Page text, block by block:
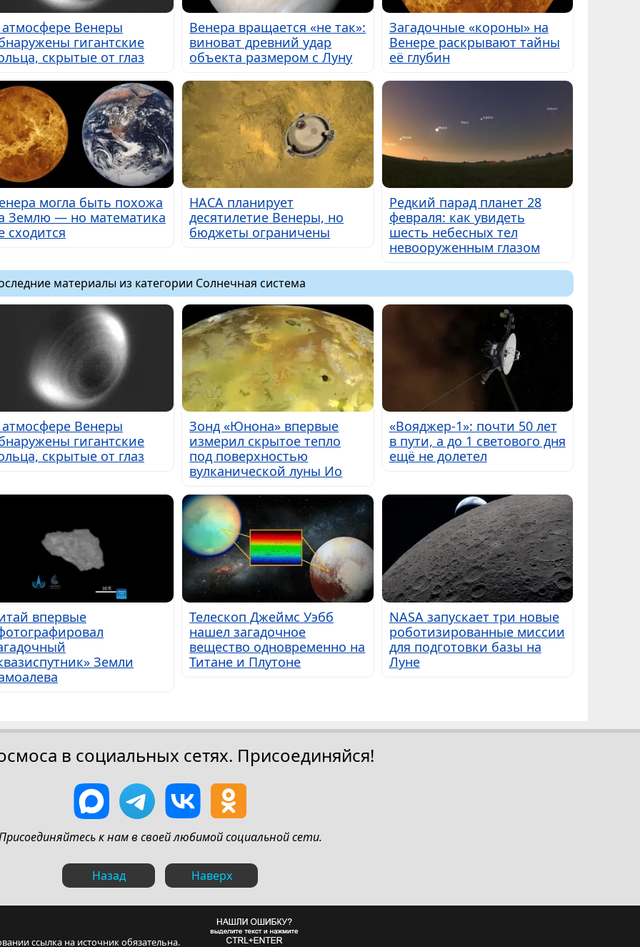
Венеры
гигантские
скрытые от глаз
Венера вращается «не так»:
виноват древний удар
объекта размером с Луну
Загадочные «короны» на
Венере раскрывают тайны
её глубин
могла быть похожа
Землю — но математика
сходится
НАСА планирует
десятилетие Венеры, но
бюджеты ограничены
Редкий парад планет 28
февраля: как увидеть
шесть небесных тел
невооруженным глазом
материалы из категории Солнечная система
Венеры
гигантские
скрытые от глаз
Зонд «Юнона» впервые
измерил скрытое тепло
под поверхностью
вулканической луны Ио
«Вояджер-1»: почти 50 лет
в пути, а до 1 светового дня
ещё не долетел
впервые
Земли
Телескоп Джеймс Уэбб
нашел загадочное
вещество одновременно на
Титане и Плутоне
NASA запускает три новые
роботизированные миссии
для подготовки базы на
Луне
в социальных сетях. Присоединяйся!
к нам в своей любимой социальной сети.
Назад Наверх
ссылка на источник обязательна.